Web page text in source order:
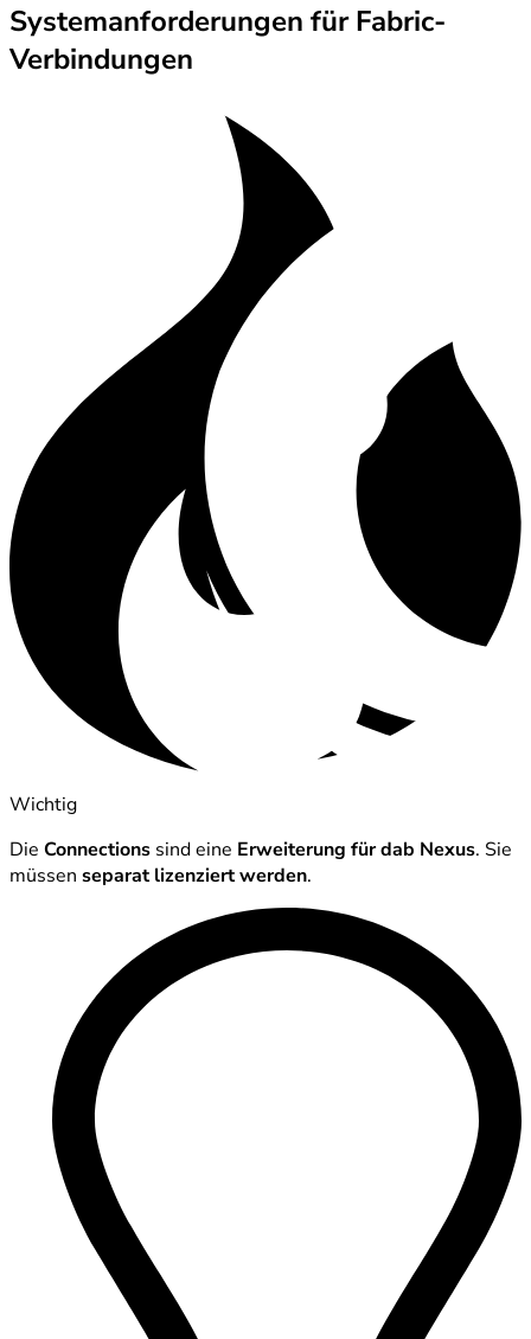
Systemanforderungen für Fabric-
Verbindungen
Wichtig
Die Connections sind eine Erweiterung für dab Nexus. Sie
müssen separat lizenziert werden.